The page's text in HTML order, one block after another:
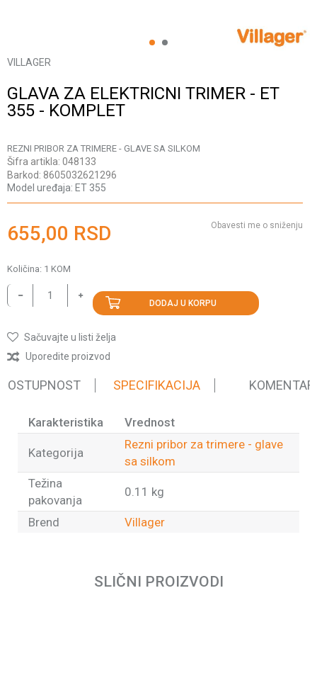
1 2
VILLAGER
GLAVA ZA ELEKTRICNI TRIMER - ET
355 - KOMPLET
REZNI PRIBOR ZA TRIMERE - GLAVE SA SILKOM
Šifra artikla: 048133
Barkod: 8605032621296
Model uređaja: ET 355
655,00 RSD Obavesti me o sniženju
Količina: 1 KOM
DODAJ U KORPU
Sačuvajte u listi želja
Uporedite proizvod
SPECIFIKACIJA
Karakteristika Vrednost
Kategorija
Rezni pribor za trimere - glave
sa silkom
Težina
pakovanja
0.11 kg
Brend Villager
SLIČNI PROIZVODI